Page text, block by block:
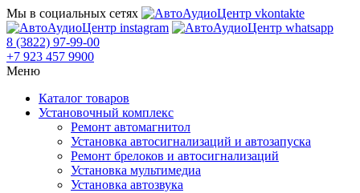
Мы в социальных сетях
8 (3822) 97-99-00
+7 923 457 9900
Меню
Каталог товаров
Установочный комплекс
Ремонт автомагнитол
Установка автосигнализаций и автозапуска
Ремонт брелоков и автосигнализаций
Установка мультимедиа
Установка автозвука